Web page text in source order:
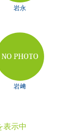
岩永
岩﨑
表示中